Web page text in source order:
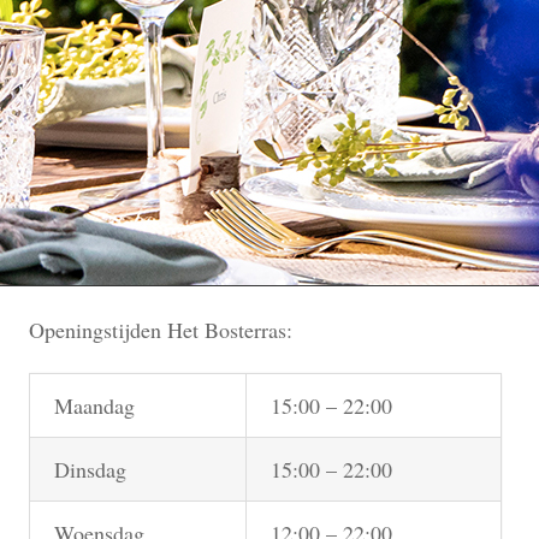
Openingstijden Het Bosterras:
Maandag 15:00 – 22:00
Dinsdag 15:00 – 22:00
Woensdag 12:00 – 22:00